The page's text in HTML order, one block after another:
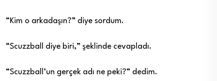
“Kim o arkadaşın?” diye sordum.
“Scuzzball diye biri,” şeklinde cevapladı.
“Scuzzball’un gerçek adı ne peki?” dedim.